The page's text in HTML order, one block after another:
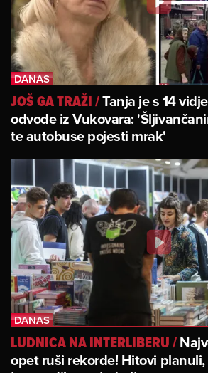
JOŠ GA TRAŽI/Tanja je s 14
odvode iz Vukovara:
te autobuse pojesti mrak'
LUDNICA NA INTERLIBERU/
opet ruši rekorde! Hitovi